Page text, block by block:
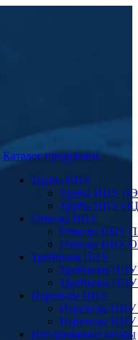
Каталог продукции
Трубы ППУ
Трубы ППУ ПЭ
Трубы ППУ ОЦ
Отводы ППУ
Отводы ППУ
Отводы ППУ
Тройники ППУ
Тройники
Тройники
Переходы ППУ
Переходы
Переходы
Неподвижные опоры